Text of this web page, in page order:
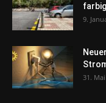
9.
31. Mai